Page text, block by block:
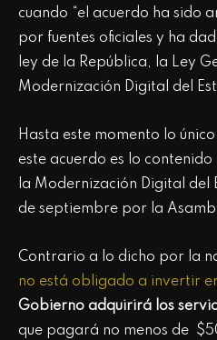
cuando “el acuerdo ha sido
por fuentes oficiales y ha
ley de la República, la Ley
Modernización Digital del
Hasta este momento lo
este acuerdo es lo
la Modernización Digital del
de septiembre por la
Contrario a lo dicho por la
no está obligado a invertir
Gobierno adquirirá los
que pagará no menos de